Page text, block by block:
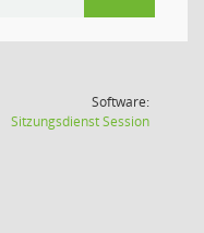
Software:
SitzungsdienstSession(Wird in